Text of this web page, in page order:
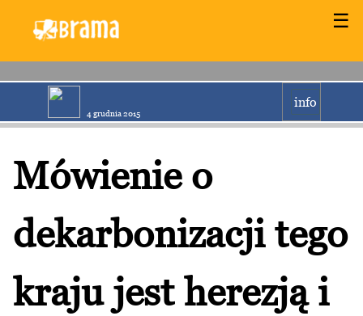
☰
4 grudnia 2015
info
Mówienie o
dekarbonizacji tego
kraju jest herezją i